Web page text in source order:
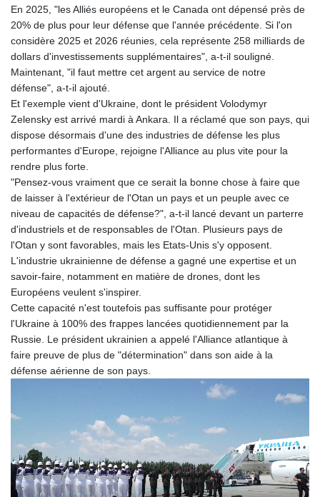
MYR 4.711847
MZN 73.643798
NAD 18.828807
NGN 1572.383836
NIO 42.477873
NPR 175.774208
NZD 1.965005
OMR 0.443012
PAB 1.154359
PGK 5.100167
PHP 70.186213
PKR 320.48031
PLN 4.301477
PYG 6866.570722
QAR 4.219619
RON 5.253604
RUB 95.632926
RWF 1695.78791
SAR 4.324641
SBD 9.29642
SDG 691.902092
SGD 1.477431
SLE 28.354688
SOS 659.750917
SRD 43.630106
STD 23848.391029
En 2025, "les Alliés européens et le Canada ont dépensé près de
20% de plus pour leur défense que l'année précédente. Si l'on
considère 2025 et 2026 réunies, cela représente 258 milliards de
dollars d'investissements supplémentaires", a-t-il souligné.
Maintenant, "il faut mettre cet argent au service de notre
défense", a-t-il ajouté.
Et l'exemple vient d'Ukraine, dont le président Volodymyr
Zelensky est arrivé mardi à Ankara. Il a réclamé que son pays, qui
dispose désormais d'une des industries de défense les plus
performantes d'Europe, rejoigne l'Alliance au plus vite pour la
rendre plus forte.
"Pensez-vous vraiment que ce serait la bonne chose à faire que
de laisser à l'extérieur de l'Otan un pays et un peuple avec ce
niveau de capacités de défense?", a-t-il lancé devant un parterre
d'industriels et de responsables de l'Otan. Plusieurs pays de
l'Otan y sont favorables, mais les Etats-Unis s'y opposent.
L'industrie ukrainienne de défense a gagné une expertise et un
savoir-faire, notamment en matière de drones, dont les
Européens veulent s'inspirer.
Cette capacité n'est toutefois pas suffisante pour protéger
l'Ukraine à 100% des frappes lancées quotidiennement par la
Russie. Le président ukrainien a appelé l'Alliance atlantique à
faire preuve de plus de "détermination" dans son aide à la
défense aérienne de son pays.